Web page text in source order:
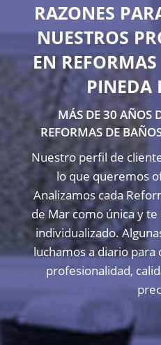
RAZONES
NUESTROS
EN
PINEDA
MÁS DE 30 AÑOS
REFORMAS DE
Nuestro perfil de
lo que queremos
Analizamos cada
de Mar como única y
individualizado.
luchamos a diario para
profesionalidad,